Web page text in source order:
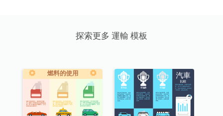
探索更多 運輸 模板